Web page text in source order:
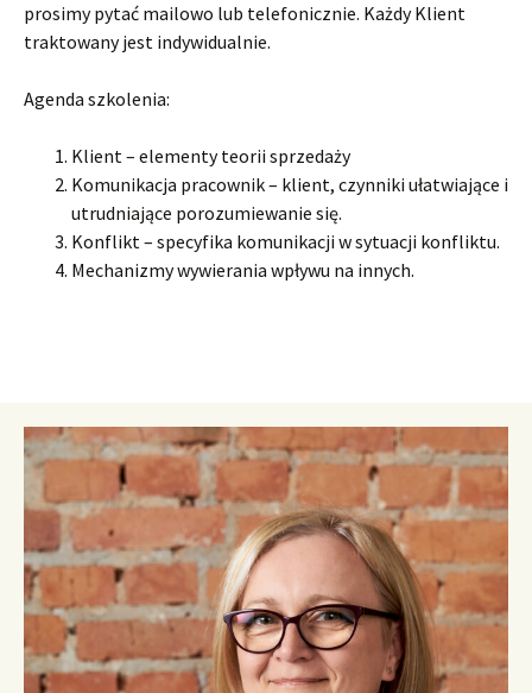
prosimy pytać mailowo lub telefonicznie. Każdy Klient
traktowany jest indywidualnie.
Agenda szkolenia:
Klient – elementy teorii sprzedaży
Komunikacja pracownik – klient, czynniki ułatwiające i
utrudniające porozumiewanie się.
Konflikt – specyfika komunikacji w sytuacji konfliktu.
Mechanizmy wywierania wpływu na innych.